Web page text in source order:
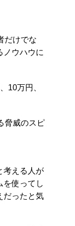
だけでな
ノウハウに
10万円、
脅威のスピ
考える人が
を使ってし
だったと気